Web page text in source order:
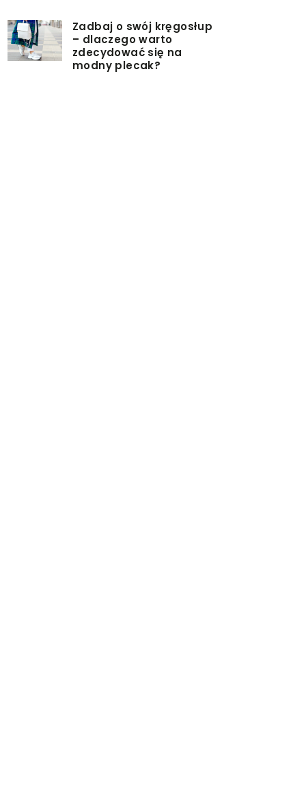
Zadbaj o swój kręgosłup
– dlaczego warto
zdecydować się na
modny plecak?